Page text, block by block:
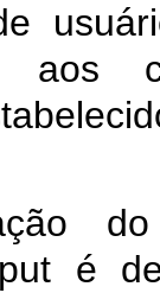
aos
do
é